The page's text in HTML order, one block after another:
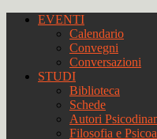
EVENTI
Calendario
Convegni
Conversazioni
STUDI
Biblioteca
Schede
Autori
Filosofia e